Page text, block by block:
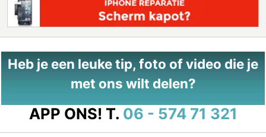
Heb je een leuke tip, foto of video die je
met ons wilt delen?
APP ONS! T. 06 - 574 71 321